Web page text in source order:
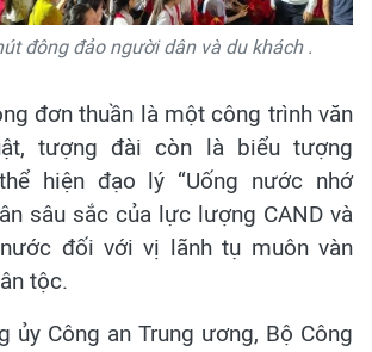
đông đảo người dân và du khách .
đơn thuần là một công trình văn
tượng đài còn là biểu tượng
hiện đạo lý “Uống nước nhớ
sâu sắc của lực lượng CAND và
đối với vị lãnh tụ muôn vàn
tộc.
ủy Công an Trung ương, Bộ Công